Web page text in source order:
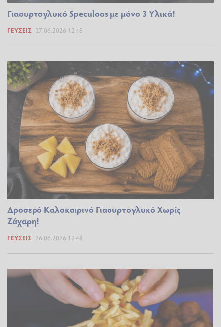
Γιαουρτογλυκό Speculoos με μόνο 3 Υλικά!
ΓΕΎΣΕΙΣ 27.06.2026 12:48
Δροσερό Καλοκαιρινό Γιαουρτογλυκό Χωρίς
Ζάχαρη!
ΓΕΎΣΕΙΣ 26.06.2026 12:48